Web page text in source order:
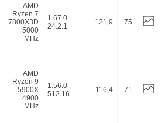
AMD
Ryzen 7
7800X3D
5000
MHz
1.67.0
24.2.1
121,9 75
AMD
Ryzen 9
5900X
4900
MHz
1.56.0
512.16
116,4 71